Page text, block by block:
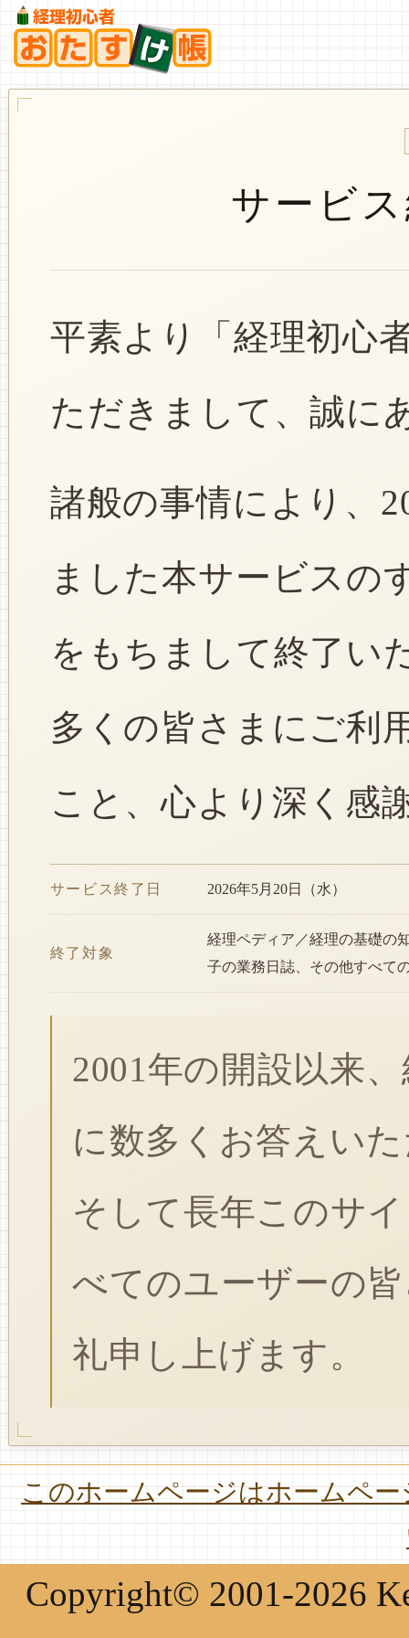
サービ
平素より「経理初心
ただきまして、誠に
諸般の事情により、
ました本サービスの
をもちまして終了い
多くの皆さまにご利
こと、心より深く感
サービス終了日 2026年5月20日（水）
終了対象
経理ペディア／経理の基礎の
子の業務日誌、その他すべて
2001年の開設以来
に数多くお答えい
そして長年このサ
べてのユーザーの
礼申し上げます。
このホームページはホームペ
Copyright© 2001-2026